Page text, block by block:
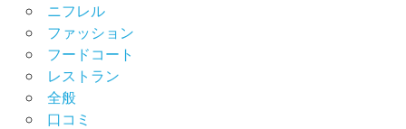
ニフレル
ファッション
フードコート
レストラン
全般
口コミ